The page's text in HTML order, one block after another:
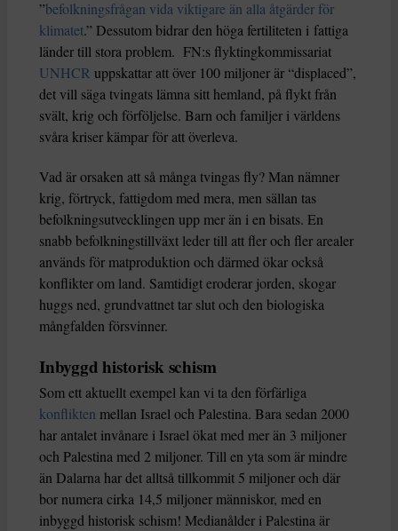
”befolkningsfrågan vida viktigare än alla åtgärder för
klimatet.” Dessutom bidrar den höga fertiliteten i fattiga
länder till stora problem. FN:s flyktingkommissariat
UNHCR uppskattar att över 100 miljoner är “displaced”,
det vill säga tvingats lämna sitt hemland, på flykt från
svält, krig och förföljelse. Barn och familjer i världens
svåra kriser kämpar för att överleva.
Vad är orsaken att så många tvingas fly? Man nämner
krig, förtryck, fattigdom med mera, men sällan tas
befolkningsutvecklingen upp mer än i en bisats. En
snabb befolkningstillväxt leder till att fler och fler arealer
används för matproduktion och därmed ökar också
konflikter om land. Samtidigt eroderar jorden, skogar
huggs ned, grundvattnet tar slut och den biologiska
mångfalden försvinner.
Inbyggd historisk schism
Som ett aktuellt exempel kan vi ta den förfärliga
konflikten mellan Israel och Palestina. Bara sedan 2000
har antalet invånare i Israel ökat med mer än 3 miljoner
och Palestina med 2 miljoner. Till en yta som är mindre
än Dalarna har det alltså tillkommit 5 miljoner och där
bor numera cirka 14,5 miljoner människor, med en
inbyggd historisk schism! Medianålder i Palestina är